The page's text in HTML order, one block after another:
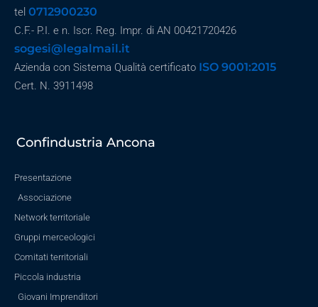
tel 0712900230
C.F.- P.I. e n. Iscr. Reg. Impr. di AN 00421720426
sogesi@legalmail.it
Azienda con Sistema Qualità certificato ISO 9001:2015
Cert. N. 3911498
Confindustria Ancona
Presentazione
Associazione
Network territoriale
Gruppi merceologici
Comitati territoriali
Piccola industria
Giovani Imprenditori